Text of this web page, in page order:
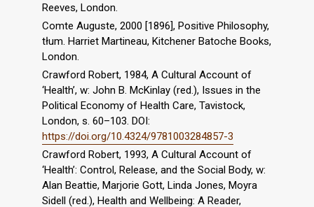
Reeves, London.
Comte Auguste, 2000 [1896], Positive Philosophy,
tłum. Harriet Martineau, Kitchener Batoche Books,
London.
Crawford Robert, 1984, A Cultural Account of
‘Health’, w: John B. McKinlay (red.), Issues in the
Political Economy of Health Care, Tavistock,
London, s. 60–103. DOI:
https://doi.org/10.4324/9781003284857-3
Crawford Robert, 1993, A Cultural Account of
‘Health’: Control, Release, and the Social Body, w:
Alan Beattie, Marjorie Gott, Linda Jones, Moyra
Sidell (red.), Health and Wellbeing: A Reader,